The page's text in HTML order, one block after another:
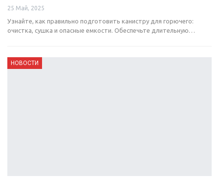
25 Май, 2025
Узнайте, как правильно подготовить канистру для горючего:
очистка, сушка и опасные емкости. Обеспечьте длительную…
НОВОСТИ